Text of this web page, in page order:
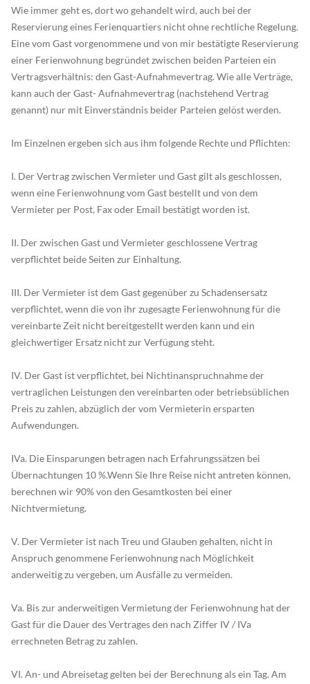
Wie immer geht es, dort wo gehandelt wird, auch bei der
Reservierung eines Ferienquartiers nicht ohne rechtliche Regelung.
Eine vom Gast vorgenommene und von mir bestätigte Reservierung
einer Ferienwohnung begründet zwischen beiden Parteien ein
Vertragsverhältnis: den Gast-Aufnahmevertrag. Wie alle Verträge,
kann auch der Gast- Aufnahmevertrag (nachstehend Vertrag
genannt) nur mit Einverständnis beider Parteien gelöst werden.
Im Einzelnen ergeben sich aus ihm folgende Rechte und Pflichten:
I. Der Vertrag zwischen Vermieter und Gast gilt als geschlossen,
wenn eine Ferienwohnung vom Gast bestellt und von dem
Vermieter per Post, Fax oder Email bestätigt worden ist.
II. Der zwischen Gast und Vermieter geschlossene Vertrag
verpflichtet beide Seiten zur Einhaltung.
III. Der Vermieter ist dem Gast gegenüber zu Schadensersatz
verpflichtet, wenn die von ihr zugesagte Ferienwohnung für die
vereinbarte Zeit nicht bereitgestellt werden kann und ein
gleichwertiger Ersatz nicht zur Verfügung steht.
IV. Der Gast ist verpflichtet, bei Nichtinanspruchnahme der
vertraglichen Leistungen den vereinbarten oder betriebsüblichen
Preis zu zahlen, abzüglich der vom Vermieterin ersparten
Aufwendungen.
IVa. Die Einsparungen betragen nach Erfahrungssätzen bei
Übernachtungen 10 %.Wenn Sie Ihre Reise nicht antreten können,
berechnen wir 90% von den Gesamtkosten bei einer
Nichtvermietung.
V. Der Vermieter ist nach Treu und Glauben gehalten, nicht in
Anspruch genommene Ferienwohnung nach Möglichkeit
anderweitig zu vergeben, um Ausfälle zu vermeiden.
Va. Bis zur anderweitigen Vermietung der Ferienwohnung hat der
Gast für die Dauer des Vertrages den nach Ziffer IV / IVa
errechneten Betrag zu zahlen.
VI. An- und Abreisetag gelten bei der Berechnung als ein Tag. Am